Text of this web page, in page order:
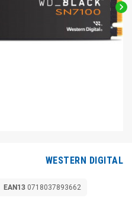

WESTERN DIGITAL
EAN13 0718037893662